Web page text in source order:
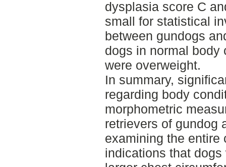
dysplasia score C
small for statistical
between gundogs
dogs in normal body
were overweight.
In summary,
regarding body
morphometric
retrievers of gundog
examining the entire
indications that